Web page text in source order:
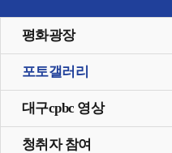
평화광장
포토갤러리
대구cpbc 영상
청취자 참여